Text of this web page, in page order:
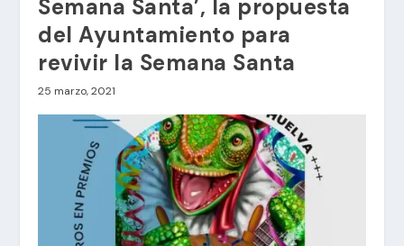
Semana Santa’, la propuesta
del Ayuntamiento para
revivir la Semana Santa
25 marzo, 2021